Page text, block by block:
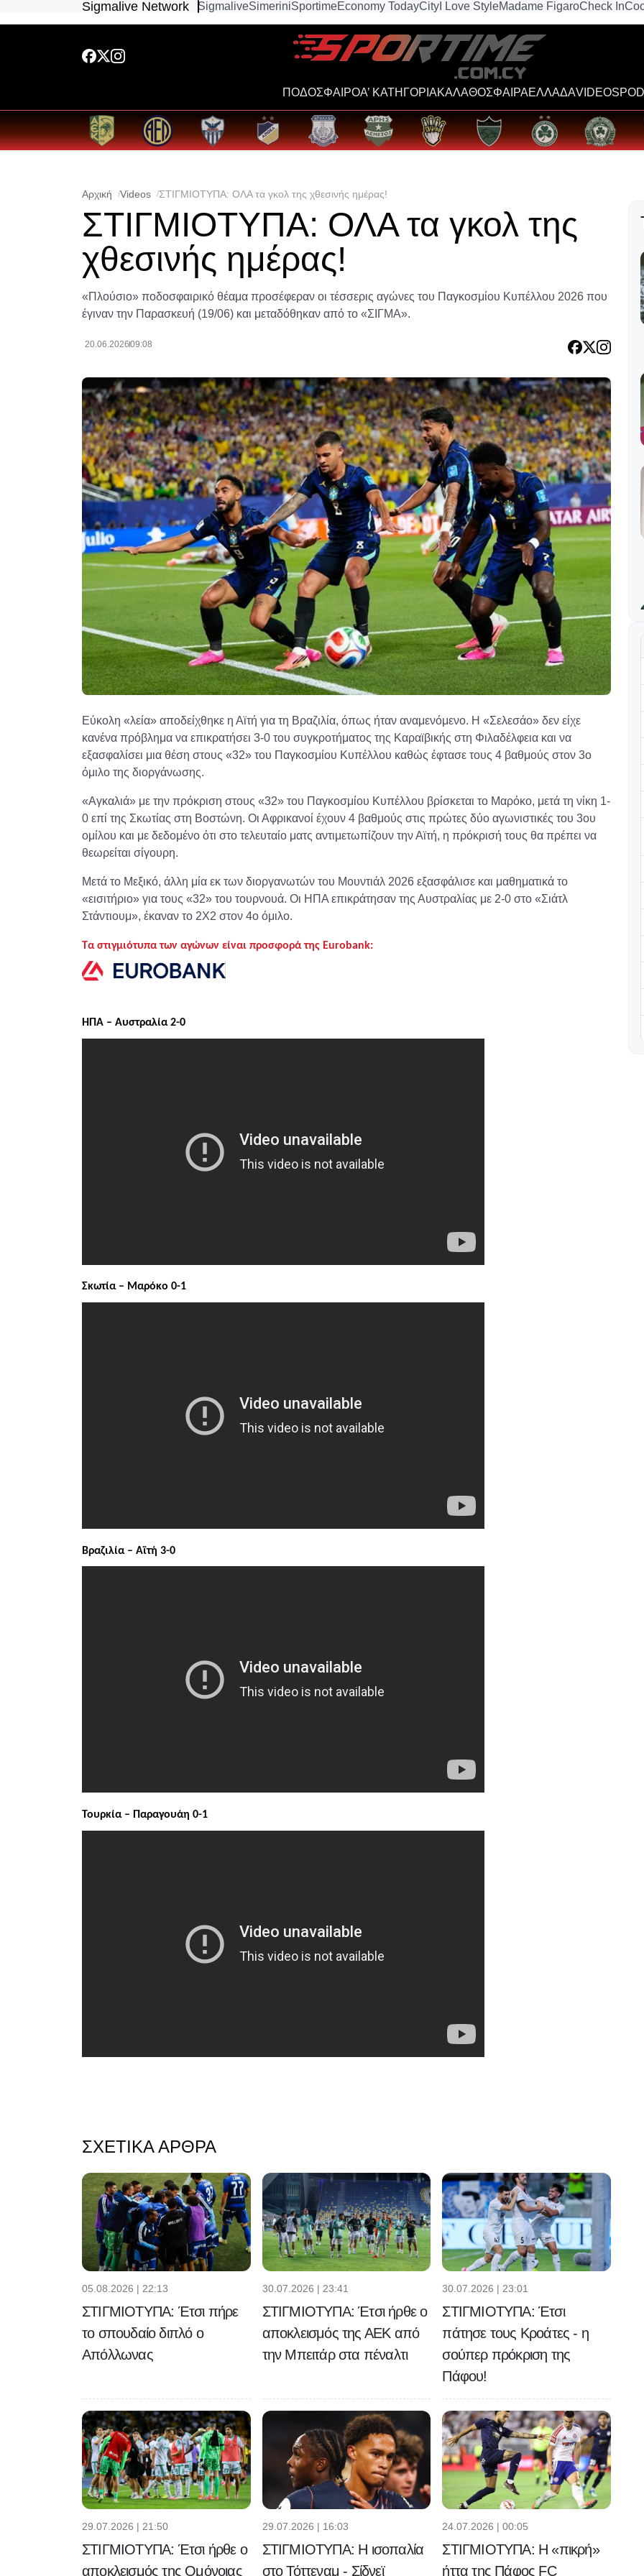
Sigmalive Network SigmaliveSimeriniSportimeEconomy TodayCity I Love StyleMadame FigaroCheck In
ΠΟΔΟΣΦΑΙΡΟΑ’ ΚΑΤΗΓΟΡΙΑΚΑΛΑΘΟΣΦΑΙΡΑΕΛΛΑΔΑVIDEOS
Αρχική Videos ΣΤΙΓΜΙΟΤΥΠΑ: ΟΛΑ τα γκολ της χθεσινής ημέρας!
ΣΤΙΓΜΙΟΤΥΠΑ: ΟΛΑ τα γκολ της
χθεσινής ημέρας!
«Πλούσιο» ποδοσφαιρικό θέαμα προσέφεραν οι τέσσερις αγώνες του Παγκοσμίου Κυπέλλου 2026 που
έγιναν την Παρασκευή (19/06) και μεταδόθηκαν από το «ΣΙΓΜΑ».
20.06.202609:08
Εύκολη «λεία» αποδείχθηκε η Αϊτή για τη Βραζιλία, όπως ήταν αναμενόμενο. Η «Σελεσάο» δεν είχε
κανένα πρόβλημα να επικρατήσει 3-0 του συγκροτήματος της Καραϊβικής στη Φιλαδέλφεια και να
εξασφαλίσει μια θέση στους «32» του Παγκοσμίου Κυπέλλου καθώς έφτασε τους 4 βαθμούς στον 3ο
όμιλο της διοργάνωσης.
«Αγκαλιά» με την πρόκριση στους «32» του Παγκοσμίου Κυπέλλου βρίσκεται το Μαρόκο, μετά τη νίκη 1-
0 επί της Σκωτίας στη Βοστώνη. Οι Αφρικανοί έχουν 4 βαθμούς στις πρώτες δύο αγωνιστικές του 3ου
ομίλου και με δεδομένο ότι στο τελευταίο ματς αντιμετωπίζουν την Αϊτή, η πρόκρισή τους θα πρέπει να
θεωρείται σίγουρη.
Μετά το Μεξικό, άλλη μία εκ των διοργανωτών του Μουντιάλ 2026 εξασφάλισε και μαθηματικά το
«εισιτήριο» για τους «32» του τουρνουά. Οι ΗΠΑ επικράτησαν της Αυστραλίας με 2-0 στο «Σιάτλ
Στάντιουμ», έκαναν το 2Χ2 στον 4ο όμιλο.
Τα στιγμιότυπα των αγώνων είναι προσφορά της Eurobank:
ΗΠΑ – Αυστραλία 2-0
Σκωτία – Μαρόκο 0-1
Βραζιλία – Αϊτή 3-0
Τουρκία – Παραγουάη 0-1
ΣΧΕΤΙΚΆ ΆΡΘΡΑ
05.08.2026 | 22:13
ΣΤΙΓΜΙΟΤΥΠΑ: Έτσι πήρε
το σπουδαίο διπλό ο
Απόλλωνας
30.07.2026 | 23:41
ΣΤΙΓΜΙΟΤΥΠΑ: Έτσι ήρθε ο
αποκλεισμός της ΑΕΚ από
την Μπειτάρ στα πέναλτι
30.07.2026 | 23:01
ΣΤΙΓΜΙΟΤΥΠΑ: Έτσι
πάτησε τους Κροάτες - η
σούπερ πρόκριση της
Πάφου!
29.07.2026 | 21:50
ΣΤΙΓΜΙΟΤΥΠΑ: Έτσι ήρθε ο
αποκλεισμός της Ομόνοιας
29.07.2026 | 16:03
ΣΤΙΓΜΙΟΤΥΠΑ: Η ισοπαλία
στο Τόττεναμ - Σίδνεϊ
24.07.2026 | 00:05
ΣΤΙΓΜΙΟΤΥΠΑ: Η «πικρή»
ήττα της Πάφος FC